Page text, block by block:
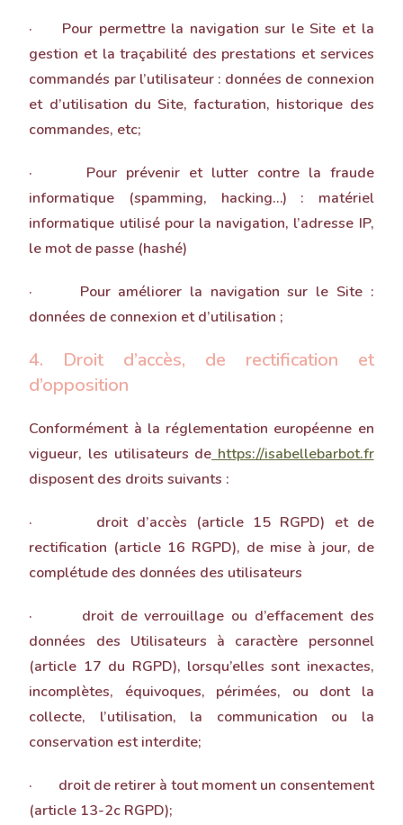
· Pour permettre la navigation sur le Site et la
gestion et la traçabilité des prestations et services
commandés par l’utilisateur : données de connexion
et d’utilisation du Site, facturation, historique des
commandes, etc;
· Pour prévenir et lutter contre la fraude
informatique (spamming, hacking…) : matériel
informatique utilisé pour la navigation, l’adresse IP,
le mot de passe (hashé)
· Pour améliorer la navigation sur le Site :
données de connexion et d’utilisation ;
4. Droit d’accès, de rectification et
d’opposition
Conformément à la réglementation européenne en
vigueur, les utilisateurs de https://isabellebarbot.fr
disposent des droits suivants :
· droit d’accès (article 15 RGPD) et de
rectification (article 16 RGPD), de mise à jour, de
complétude des données des utilisateurs
· droit de verrouillage ou d’effacement des
données des Utilisateurs à caractère personnel
(article 17 du RGPD), lorsqu’elles sont inexactes,
incomplètes, équivoques, périmées, ou dont la
collecte, l’utilisation, la communication ou la
conservation est interdite;
· droit de retirer à tout moment un consentement
(article 13-2c RGPD);